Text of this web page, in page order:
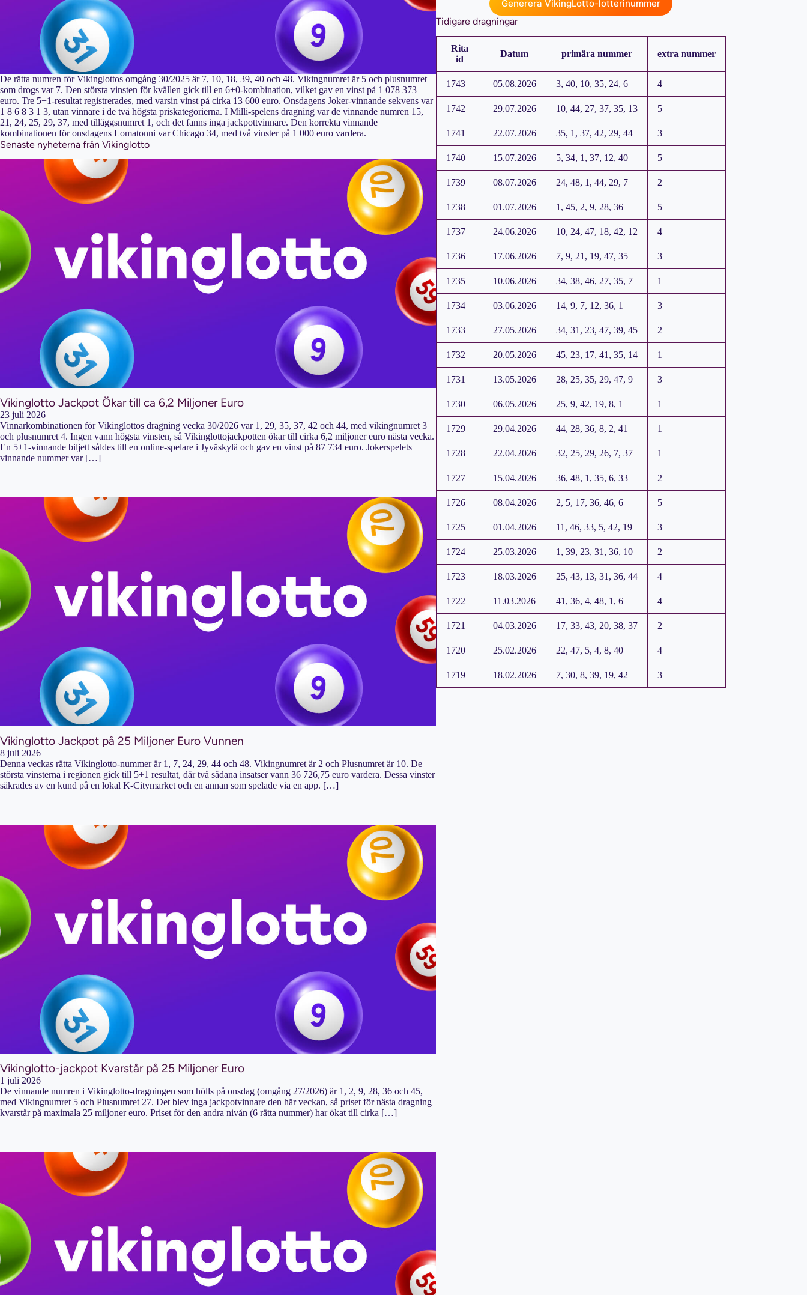
De rätta numren för Vikinglottos omgång 30/2025 är 7, 10, 18, 39, 40 och 48. Vikingnumret är 5 och plusnumret
som drogs var 7. Den största vinsten för kvällen gick till en 6+0-kombination, vilket gav en vinst på 1 078 373
euro. Tre 5+1-resultat registrerades, med varsin vinst på cirka 13 600 euro. Onsdagens Joker-vinnande sekvens var
1 8 6 8 3 1 3, utan vinnare i de två högsta priskategorierna. I Milli-spelens dragning var de vinnande numren 15,
21, 24, 25, 29, 37, med tilläggsnumret 1, och det fanns inga jackpottvinnare. Den korrekta vinnande
kombinationen för onsdagens Lomatonni var Chicago 34, med två vinster på 1 000 euro vardera.
Senaste nyheterna från Vikinglotto
Vikinglotto Jackpot Ökar till ca 6,2 Miljoner Euro
23 juli 2026
Vinnarkombinationen för Vikinglottos dragning vecka 30/2026 var 1, 29, 35, 37, 42 och 44, med vikingnumret 3
och plusnumret 4. Ingen vann högsta vinsten, så Vikinglottojackpotten ökar till cirka 6,2 miljoner euro nästa vecka.
En 5+1-vinnande biljett såldes till en online-spelare i Jyväskylä och gav en vinst på 87 734 euro. Jokerspelets
vinnande nummer var […]
Vikinglotto Jackpot på 25 Miljoner Euro Vunnen
8 juli 2026
Denna veckas rätta Vikinglotto-nummer är 1, 7, 24, 29, 44 och 48. Vikingnumret är 2 och Plusnumret är 10. De
största vinsterna i regionen gick till 5+1 resultat, där två sådana insatser vann 36 726,75 euro vardera. Dessa vinster
säkrades av en kund på en lokal K-Citymarket och en annan som spelade via en app. […]
Vikinglotto-jackpot Kvarstår på 25 Miljoner Euro
1 juli 2026
De vinnande numren i Vikinglotto-dragningen som hölls på onsdag (omgång 27/2026) är 1, 2, 9, 28, 36 och 45,
med Vikingnumret 5 och Plusnumret 27. Det blev inga jackpotvinnare den här veckan, så priset för nästa dragning
kvarstår på maximala 25 miljoner euro. Priset för den andra nivån (6 rätta nummer) har ökat till cirka […]
Generera VikingLotto-lotterinummer
Tidigare dragningar
Rita
id
Datum primära nummer extra nummer
1743 05.08.2026 3, 40, 10, 35, 24, 6 4
1742 29.07.2026 10, 44, 27, 37, 35, 13 5
1741 22.07.2026 35, 1, 37, 42, 29, 44 3
1740 15.07.2026 5, 34, 1, 37, 12, 40 5
1739 08.07.2026 24, 48, 1, 44, 29, 7 2
1738 01.07.2026 1, 45, 2, 9, 28, 36 5
1737 24.06.2026 10, 24, 47, 18, 42, 12 4
1736 17.06.2026 7, 9, 21, 19, 47, 35 3
1735 10.06.2026 34, 38, 46, 27, 35, 7 1
1734 03.06.2026 14, 9, 7, 12, 36, 1 3
1733 27.05.2026 34, 31, 23, 47, 39, 45 2
1732 20.05.2026 45, 23, 17, 41, 35, 14 1
1731 13.05.2026 28, 25, 35, 29, 47, 9 3
1730 06.05.2026 25, 9, 42, 19, 8, 1 1
1729 29.04.2026 44, 28, 36, 8, 2, 41 1
1728 22.04.2026 32, 25, 29, 26, 7, 37 1
1727 15.04.2026 36, 48, 1, 35, 6, 33 2
1726 08.04.2026 2, 5, 17, 36, 46, 6 5
1725 01.04.2026 11, 46, 33, 5, 42, 19 3
1724 25.03.2026 1, 39, 23, 31, 36, 10 2
1723 18.03.2026 25, 43, 13, 31, 36, 44 4
1722 11.03.2026 41, 36, 4, 48, 1, 6 4
1721 04.03.2026 17, 33, 43, 20, 38, 37 2
1720 25.02.2026 22, 47, 5, 4, 8, 40 4
1719 18.02.2026 7, 30, 8, 39, 19, 42 3